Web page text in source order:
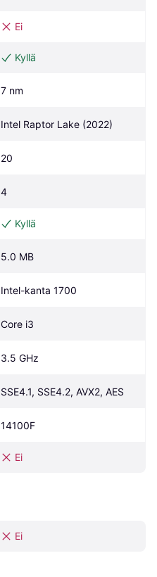
Ei
Kyllä
7 nm
Intel Raptor Lake (2022)
20
4
Kyllä
5.0 MB
Intel-kanta 1700
Core i3
3.5 GHz
SSE4.1, SSE4.2, AVX2, AES
14100F
Ei
Ei